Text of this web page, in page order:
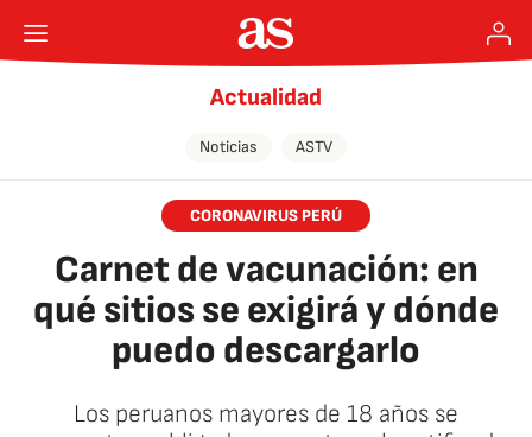
Actualidad
Noticias ASTV
CORONAVIRUS PERÚ
Carnet de vacunación: en
qué sitios se exigirá y dónde
puedo descargarlo
Los peruanos mayores de 18 años se